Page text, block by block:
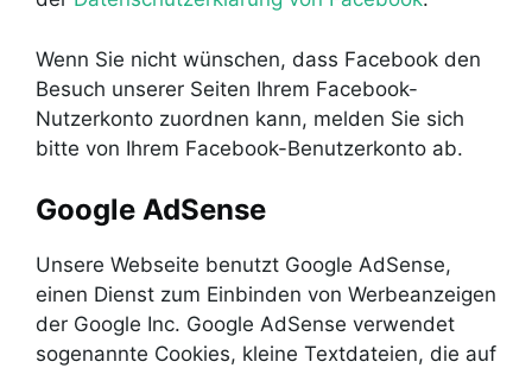
Wenn Sie nicht wünschen, dass Facebook den
Besuch unserer Seiten Ihrem Facebook-
Nutzerkonto zuordnen kann, melden Sie sich
bitte von Ihrem Facebook-Benutzerkonto ab.
Google AdSense
Unsere Webseite benutzt Google AdSense,
einen Dienst zum Einbinden von Werbeanzeigen
der Google Inc. Google AdSense verwendet
sogenannte Cookies, kleine Textdateien, die auf